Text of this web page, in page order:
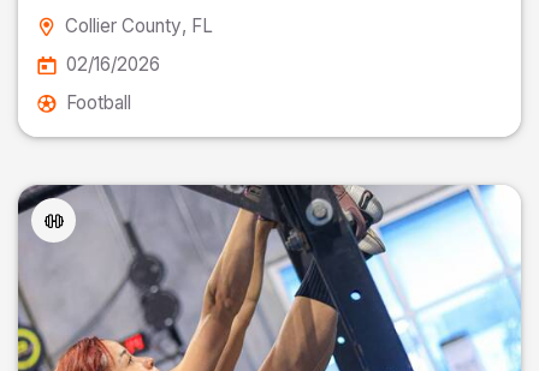
Collier County, FL
02/16/2026
Football